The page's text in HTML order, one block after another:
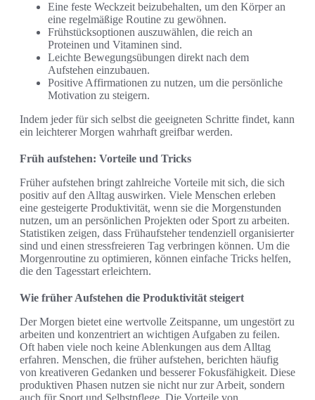
Eine feste Weckzeit beizubehalten, um den Körper an
eine regelmäßige Routine zu gewöhnen.
Frühstücksoptionen auszuwählen, die reich an
Proteinen und Vitaminen sind.
Leichte Bewegungsübungen direkt nach dem
Aufstehen einzubauen.
Positive Affirmationen zu nutzen, um die persönliche
Motivation zu steigern.
Indem jeder für sich selbst die geeigneten Schritte findet, kann
ein leichterer Morgen wahrhaft greifbar werden.
Früh aufstehen: Vorteile und Tricks
Früher aufstehen bringt zahlreiche Vorteile mit sich, die sich
positiv auf den Alltag auswirken. Viele Menschen erleben
eine gesteigerte Produktivität, wenn sie die Morgenstunden
nutzen, um an persönlichen Projekten oder Sport zu arbeiten.
Statistiken zeigen, dass Frühaufsteher tendenziell organisierter
sind und einen stressfreieren Tag verbringen können. Um die
Morgenroutine zu optimieren, können einfache Tricks helfen,
die den Tagesstart erleichtern.
Wie früher Aufstehen die Produktivität steigert
Der Morgen bietet eine wertvolle Zeitspanne, um ungestört zu
arbeiten und konzentriert an wichtigen Aufgaben zu feilen.
Oft haben viele noch keine Ablenkungen aus dem Alltag
erfahren. Menschen, die früher aufstehen, berichten häufig
von kreativeren Gedanken und besserer Fokusfähigkeit. Diese
produktiven Phasen nutzen sie nicht nur zur Arbeit, sondern